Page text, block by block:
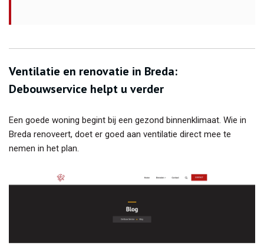
Ventilatie en renovatie in Breda:
Debouwservice helpt u verder
Een goede woning begint bij een gezond binnenklimaat. Wie in
Breda renoveert, doet er goed aan ventilatie direct mee te
nemen in het plan.